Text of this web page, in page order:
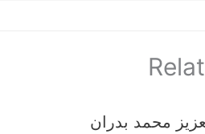
محمد بدران